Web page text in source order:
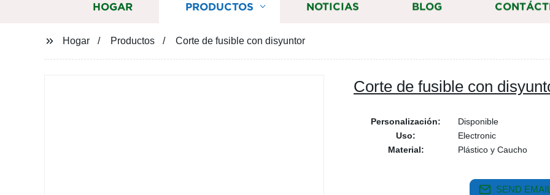
HOGAR PRODUCTOS NOTICIAS BLOG
Hogar Productos Corte de fusible con disyuntor
Corte de fusible con
Personalización:
Disponible
Uso:
Electronic
Material:
Plástico y Caucho
SEND